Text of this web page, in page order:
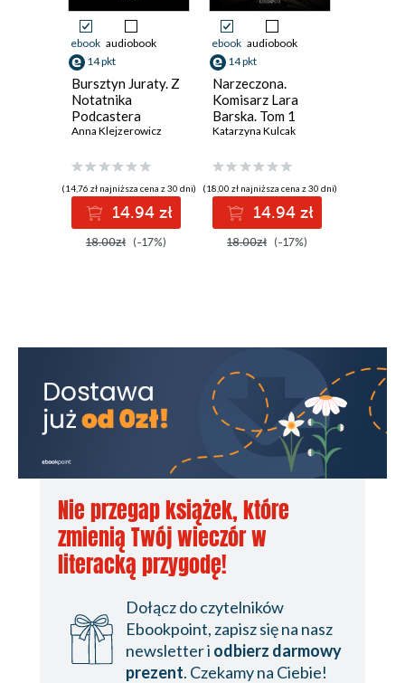
ebook audiobook
14 pkt
Bursztyn Juraty. Z
Notatnika
Podcastera
Kryminalnego.
Anna Klejzerowicz
(14,76 zł najniższa cena z 30 dni)
14.94 zł
18.00zł (-17%)
ebook audiobook
14 pkt
Narzeczona.
Komisarz Lara
Barska. Tom 1
Katarzyna Kulcak
(18,00 zł najniższa cena z 30 dni)
14.94 zł
18.00zł (-17%)
Nie przegap książek, które
zmienią Twój wieczór w
literacką przygodę!
Dołącz do czytelników
Ebookpoint, zapisz się na nasz
newsletter i odbierz darmowy
prezent. Czekamy na Ciebie!